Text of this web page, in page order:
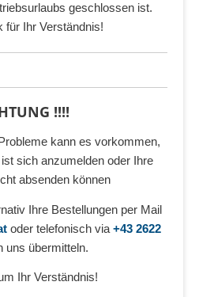
geschlossen ist.
für Ihr Verständnis!
!!!!
kann es vorkommen,
sich anzumelden oder Ihre
absenden können
Ihre Bestellungen per Mail
oder telefonisch via +43 2622
uns übermitteln.
Ihr Verständnis!